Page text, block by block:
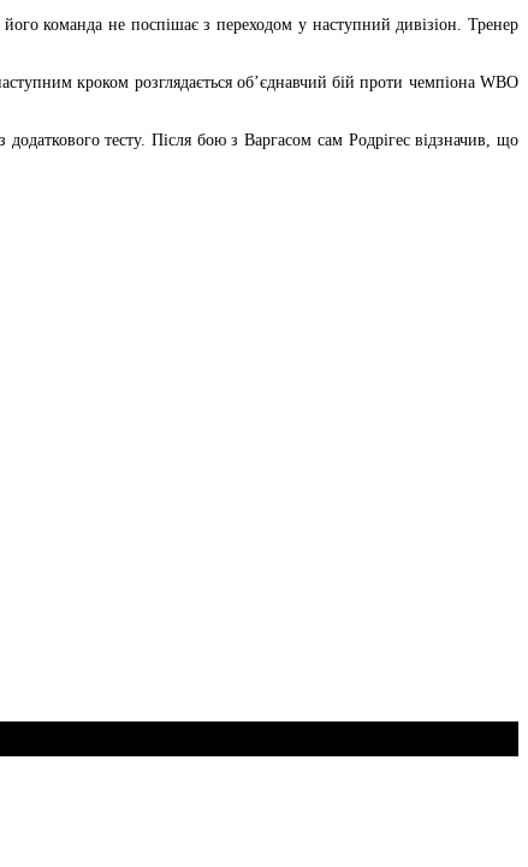
команда не поспішає з переходом у наступний дивізіон. Тренер
кроком розглядається об’єднавчий бій проти чемпіона WBO
тесту. Після бою з Варгасом сам Родрігес відзначив, що